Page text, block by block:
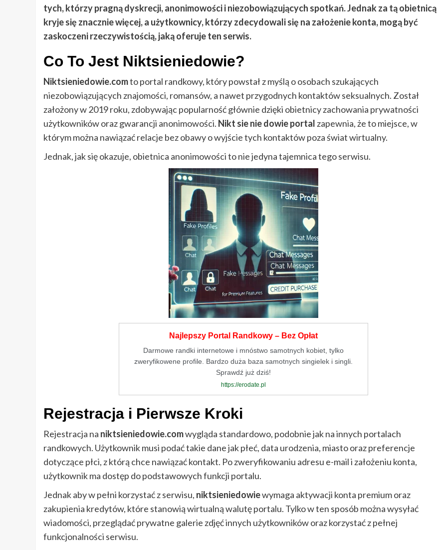
tych, którzy pragną dyskrecji, anonimowości i niezobowiązujących spotkań. Jednak za tą obietnicą
kryje się znacznie więcej, a użytkownicy, którzy zdecydowali się na założenie konta, mogą być
zaskoczeni rzeczywistością, jaką oferuje ten serwis.
Co To Jest Niktsieniedowie?
Niktsieniedowie.comto portal randkowy, który powstał z myślą o osobach szukających
niezobowiązujących znajomości, romansów, a nawet przygodnych kontaktów seksualnych. Został
założony w 2019 roku, zdobywając popularność głównie dzięki obietnicy zachowania prywatności
użytkowników oraz gwarancji anonimowości. Nikt sie nie dowie portal zapewnia, że to miejsce, w
którym można nawiązać relacje bez obawy o wyjście tych kontaktów poza świat wirtualny.
Jednak, jak się okazuje, obietnica anonimowości to nie jedyna tajemnica tego serwisu.
Najlepszy Portal Randkowy – Bez Opłat
Darmowe randki internetowe i mnóstwo samotnych kobiet, tylko
zweryfikowene profile. Bardzo duża baza samotnych singielek i singli.
Sprawdź już dziś!
https://erodate.pl
Rejestracja i Pierwsze Kroki
Rejestracja na niktsieniedowie.comwygląda standardowo, podobnie jak na innych portalach
randkowych. Użytkownik musi podać takie dane jak płeć, data urodzenia, miasto oraz preferencje
dotyczące płci, z którą chce nawiązać kontakt. Po zweryfikowaniu adresu e-mail i założeniu konta,
użytkownik ma dostęp do podstawowych funkcji portalu.
Jednak aby w pełni korzystać z serwisu, niktsieniedowiewymaga aktywacji konta premium oraz
zakupienia kredytów, które stanowią wirtualną walutę portalu. Tylko w ten sposób można wysyłać
wiadomości, przeglądać prywatne galerie zdjęć innych użytkowników oraz korzystać z pełnej
funkcjonalności serwisu.